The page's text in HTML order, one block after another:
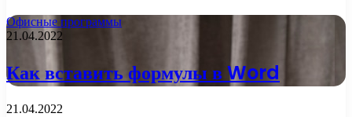
Офисные программы
21.04.2022
Как вставить формулы в Word
21.04.2022